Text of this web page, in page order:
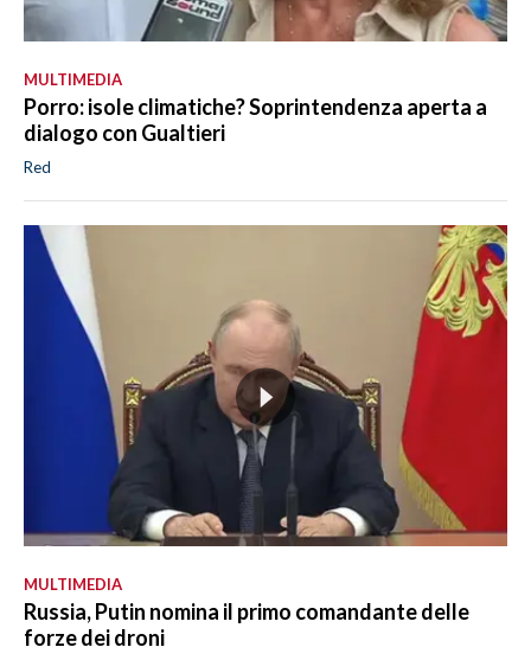
MULTIMEDIA
Porro: isole climatiche? Soprintendenza aperta a
dialogo con Gualtieri
Red
MULTIMEDIA
Russia, Putin nomina il primo comandante delle
forze dei droni